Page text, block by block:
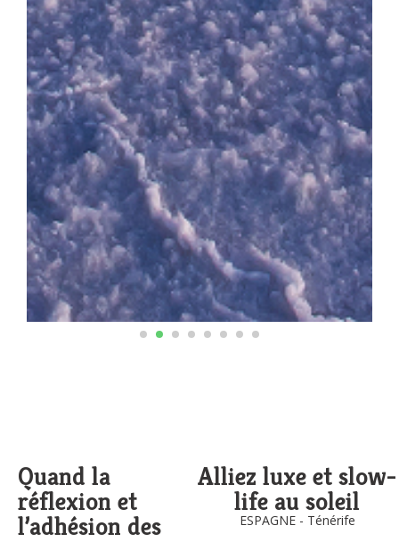
Quand la
réflexion et
l’adhésion des
Alliez luxe et slow-
life au soleil
ESPAGNE - Ténérife